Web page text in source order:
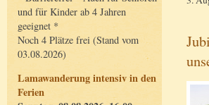
und für Kinder ab 4 Jahren
geeignet *
Noch 4 Plätze frei (Stand vom
03.08.2026)
Lamawanderung intensiv in den
Ferien